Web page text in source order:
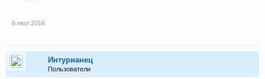
6 июл 2016
Интурианец
Пользователи